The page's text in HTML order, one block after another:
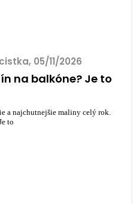
05/11/2026
na balkóne? Je to
a najchutnejšie maliny celý rok.
to